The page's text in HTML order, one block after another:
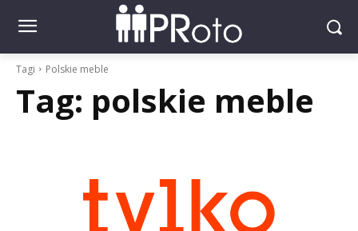
Tagi Polskie meble
Tag: polskie meble